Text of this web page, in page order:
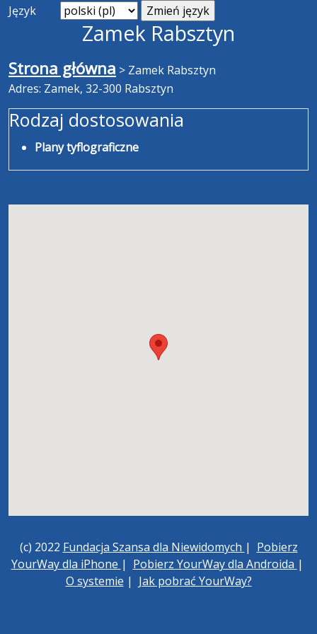
Język
Zamek Rabsztyn
Strona główna > Zamek Rabsztyn
Adres: Zamek, 32-300 Rabsztyn
Rodzaj dostosowania
Plany tyflograficzne
(c) 2022 Fundacja Szansa dla Niewidomych | Pobierz
YourWay dla iPhone | Pobierz YourWay dla Androida |
O systemie | Jak pobrać YourWay?